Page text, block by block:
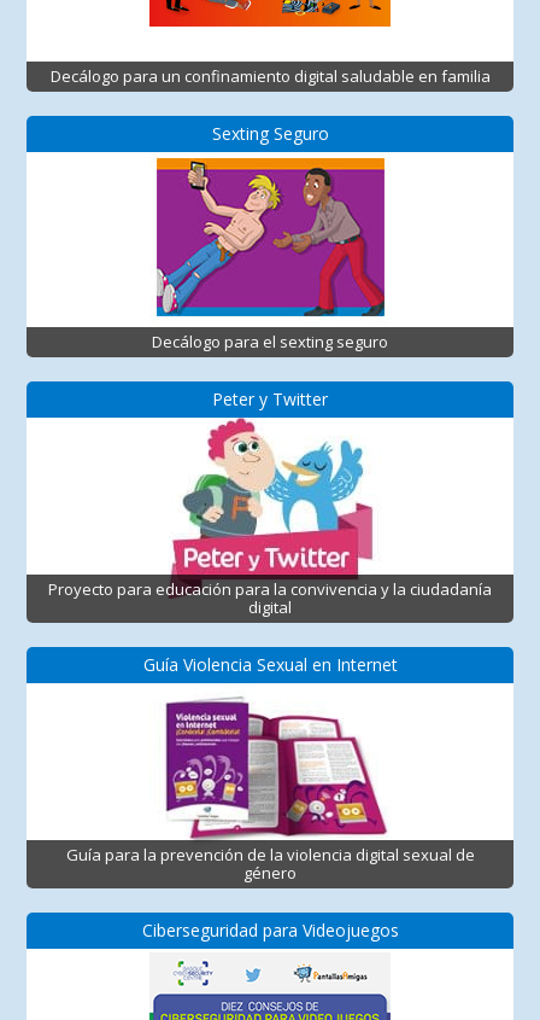
Decálogo para un confinamiento digital saludable en familia
Sexting Seguro
Decálogo para el sexting seguro
Peter y Twitter
Proyecto para educación para la convivencia y la ciudadanía
digital
Guía Violencia Sexual en Internet
Guía para la prevención de la violencia digital sexual de
género
Ciberseguridad para Videojuegos